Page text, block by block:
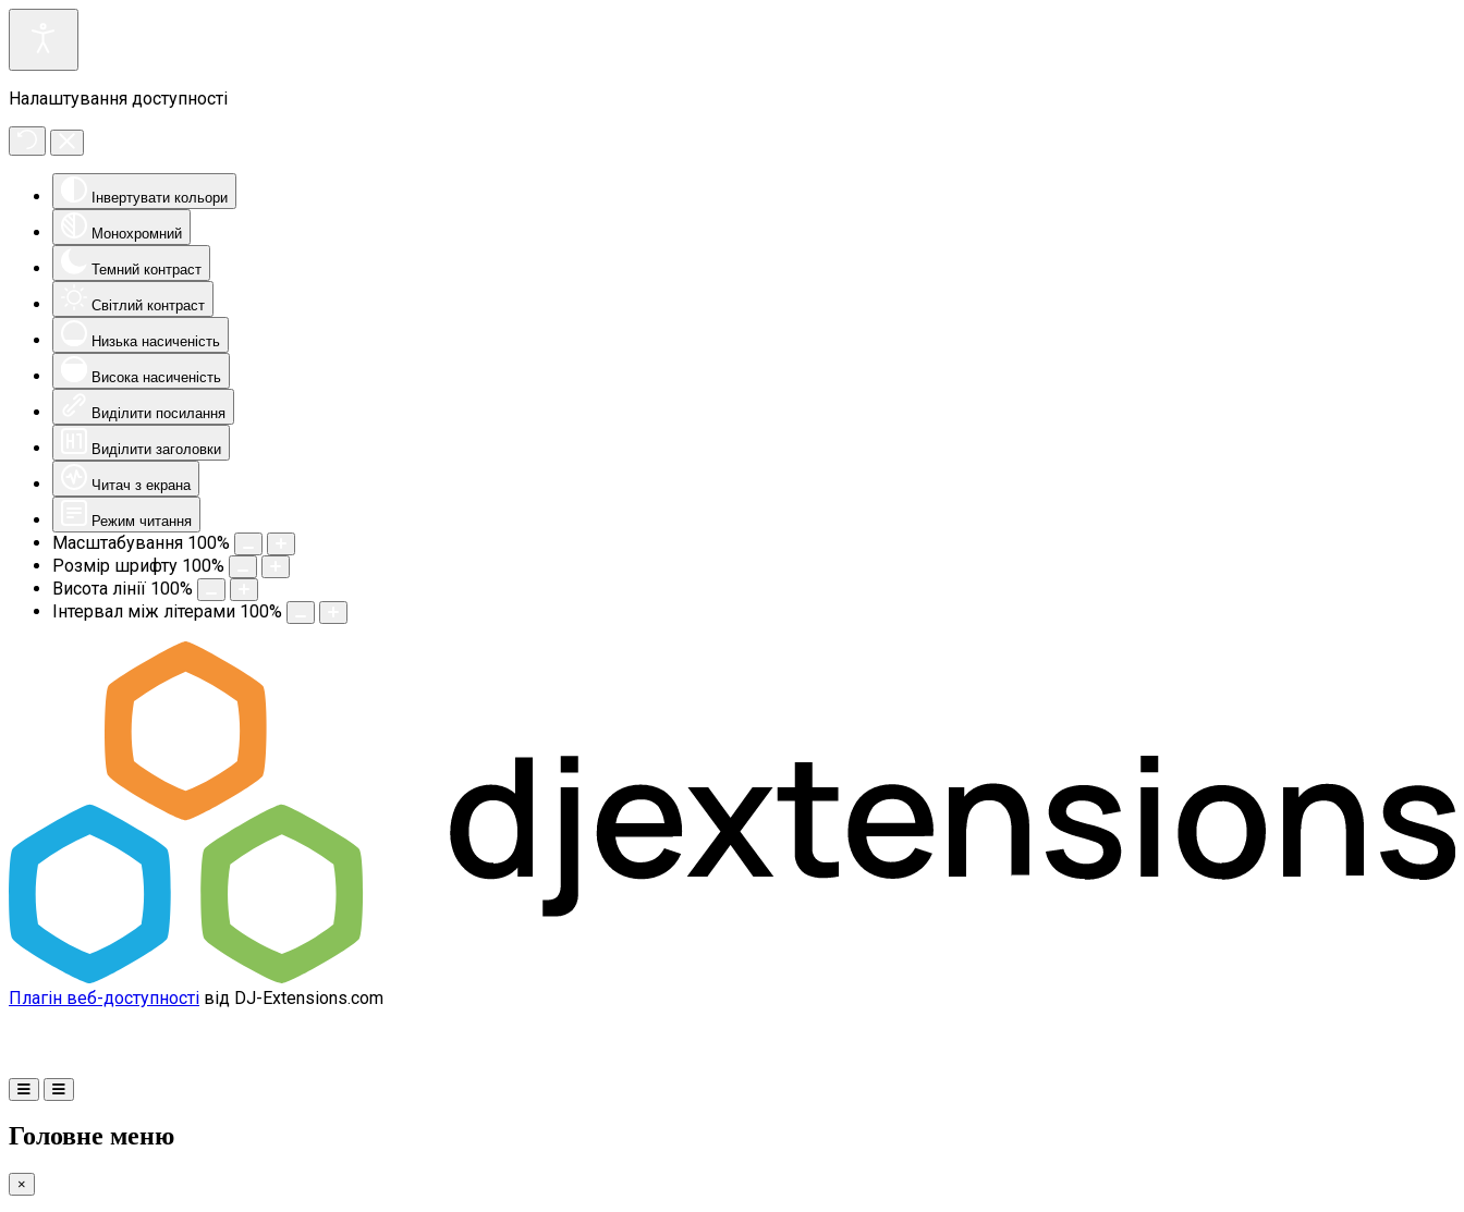
Налаштування доступності
Інвертувати кольори
Монохромний
Темний контраст
Світлий контраст
Низька насиченість
Висока насиченість
Виділити посилання
Виділити заголовки
Читач з екрана
Режим читання
Масштабування 100%
Розмір шрифту 100%
Висота лінії 100%
Інтервал між літерами 100%
Плагін веб-доступності від DJ-Extensions.com
Головне меню
×